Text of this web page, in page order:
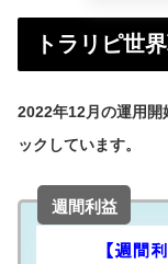
トラリピ世
2022年12月の運用開
ックしています。
週間利益